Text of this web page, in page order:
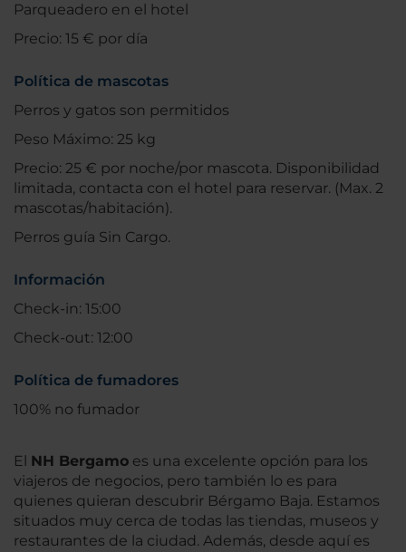
Parqueadero en el hotel
Precio: 15 € por día
Política de mascotas
Perros y gatos son permitidos
Peso Máximo: 25 kg
Precio: 25 € por noche/por mascota. Disponibilidad
limitada, contacta con el hotel para reservar. (Max. 2
mascotas/habitación).
Perros guía Sin Cargo.
Información
Check-in: 15:00
Check-out: 12:00
Política de fumadores
100% no fumador
El NH Bergamo es una excelente opción para los
viajeros de negocios, pero también lo es para
quienes quieran descubrir Bérgamo Baja. Estamos
situados muy cerca de todas las tiendas, museos y
restaurantes de la ciudad. Además, desde aquí es